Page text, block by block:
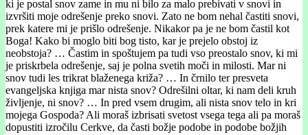
ki je postal snov zame in mu ni bilo za malo prebivati v snovi in
izvršiti moje odrešenje preko snovi. Zato ne bom nehal častiti snovi,
prek katere mi je prišlo odrešenje. Nikakor pa je ne bom častil kot
Boga! Kako bi moglo biti bog tisto, kar je prejelo obstoj iz
neobstoja? … Častim in spoštujem pa tudi vso preostalo snov, ki mi
je priskrbela odrešenje, saj je polna svetih moči in milosti. Mar ni
snov tudi les trikrat blaženega križa? … In črnilo ter presveta
evangeljska knjiga mar nista snov? Odrešilni oltar, ki nam deli kruh
življenje, ni snov? … In pred vsem drugim, ali nista snov telo in kri
mojega Gospoda? Ali moraš izbrisati svetost vsega tega ali pa moraš
dopustiti izročilu Cerkve, da časti božje podobe in podobe božjih